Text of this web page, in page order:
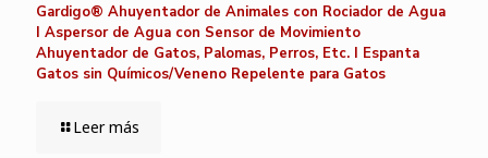
Gardigo® Ahuyentador de Animales con Rociador de Agua
I Aspersor de Agua con Sensor de Movimiento
Ahuyentador de Gatos, Palomas, Perros, Etc. I Espanta
Gatos sin Químicos/Veneno Repelente para Gatos
Leer más